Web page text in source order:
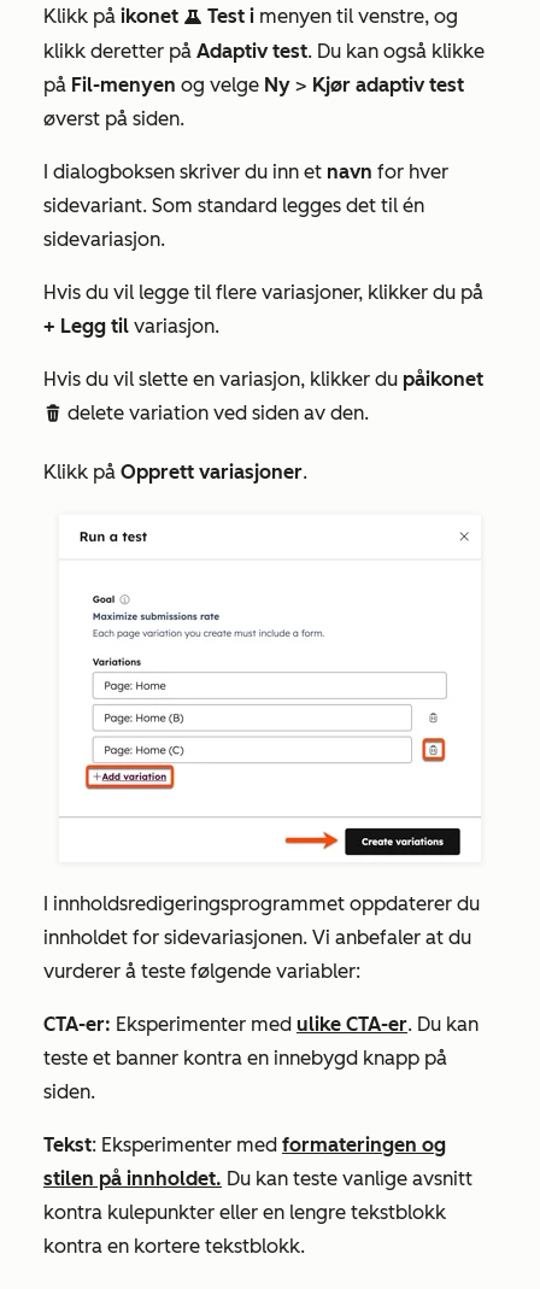
Klikk på ikonet testIcon Test i menyen til venstre, og
klikk deretter på Adaptivtest. Du kan også klikke
på Fil-menyen og velge Ny > Kjør adaptiv test
øverst på siden.
I dialogboksen skriver du inn et navn for hver
sidevariant. Som standard legges det til én
sidevariasjon.
Hvis du vil legge til flere variasjoner, klikker du på
+ Legg til variasjon.
Hvis du vil slette en variasjon, klikker du påikonet
delete delete variation ved siden av den.
Klikk på Opprett variasjoner.
I innholdsredigeringsprogrammet oppdaterer du
innholdet for sidevariasjonen. Vi anbefaler at du
vurderer å teste følgende variabler:
CTA-er: Eksperimenter med ulike CTA-er. Du kan
teste et banner kontra en innebygd knapp på
siden.
Tekst: Eksperimenter med formateringen og
stilen på innholdet. Du kan teste vanlige avsnitt
kontra kulepunkter eller en lengre tekstblokk
kontra en kortere tekstblokk.